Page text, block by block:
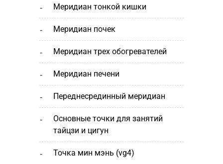
меридиан тонкой кишки
меридиан почек
меридиан трех обогревателей
меридиан печени
переднесрединный меридиан
основные точки для занятий
тайцзи и цигун
точка мин мэнь (vg4)